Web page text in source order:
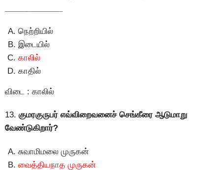
நெற்றியில்
இடையில்
காலில்
காதில்
விடை : காலில்
13. குமரகுருபர் எவ்விறைவனைச் செங்கீரை ஆடுமாறு
வேண்டுகிறார்?
சுவாமிமலை முருகன்
வைத்தியநாத முருகன்